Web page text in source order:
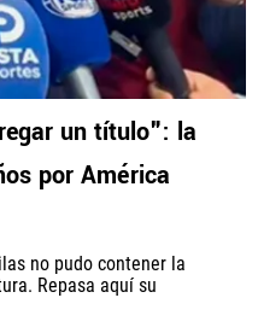
un título": la
por América
no pudo contener la
Repasa aquí su